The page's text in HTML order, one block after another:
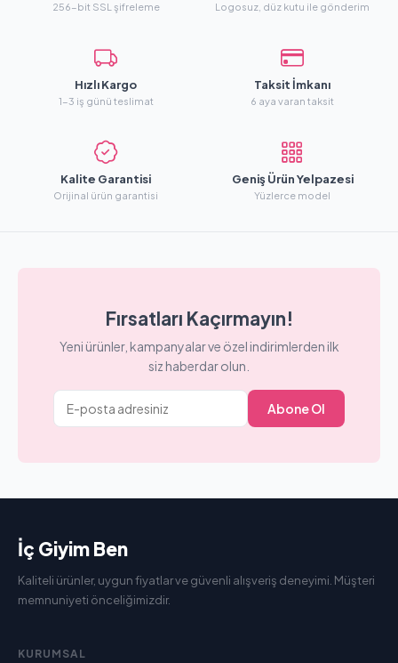
256-bit SSL şifreleme Logosuz, düz kutu ile gönderim
Hızlı Kargo
1-3 iş günü teslimat
Taksit İmkanı
6 aya varan taksit
Kalite Garantisi
Orijinal ürün garantisi
Geniş Ürün Yelpazesi
Yüzlerce model
Fırsatları Kaçırmayın!
Yeni ürünler, kampanyalar ve özel indirimlerden ilk
siz haberdar olun.
Abone Ol
İç Giyim Ben
Kaliteli ürünler, uygun fiyatlar ve güvenli alışveriş deneyimi. Müşteri
memnuniyeti önceliğimizdir.
KURUMSAL